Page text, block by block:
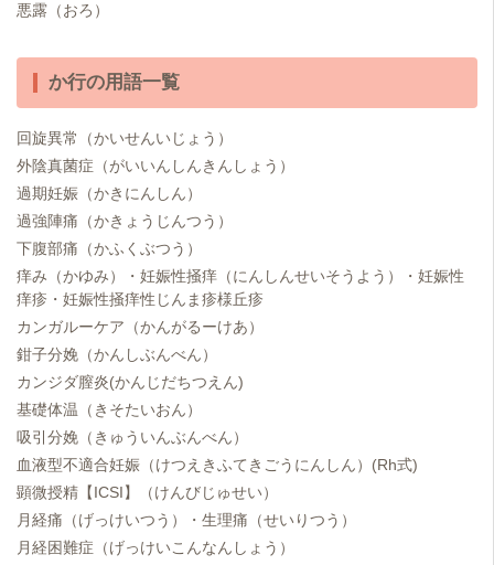
悪露（おろ）
か行の用語一覧
回旋異常（かいせんいじょう）
外陰真菌症（がいいんしんきんしょう）
過期妊娠（かきにんしん）
過強陣痛（かきょうじんつう）
下腹部痛（かふくぶつう）
痒み（かゆみ）・妊娠性掻痒（にんしんせいそうよう）・妊娠性
痒疹・妊娠性掻痒性じんま疹様丘疹
カンガルーケア（かんがるーけあ）
鉗子分娩（かんしぶんべん）
カンジダ膣炎(かんじだちつえん)
基礎体温（きそたいおん）
吸引分娩（きゅういんぶんべん）
血液型不適合妊娠（けつえきふてきごうにんしん）(Rh式)
顕微授精【ICSI】（けんびじゅせい）
月経痛（げっけいつう）・生理痛（せいりつう）
月経困難症（げっけいこんなんしょう）